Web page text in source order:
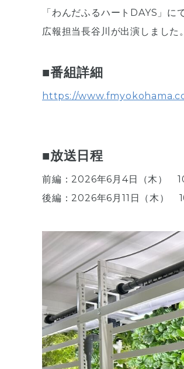
「わんだふるハートDAYS」に
広報担当長谷川が出演しました。
■番組詳細
https://
■放送日程
前編：2026年6月4日（木）
後編：2026年6月11日（木）